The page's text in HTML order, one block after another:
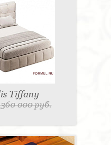
Tiffany
360 000 руб.